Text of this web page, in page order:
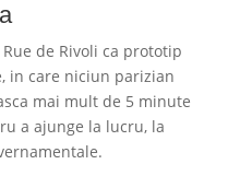
de Rivoli ca prototip
in care niciun parizian
mai mult de 5 minute
a ajunge la lucru, la